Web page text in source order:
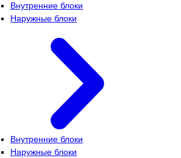
Внутренние блоки
Наружные блоки
Внутренние блоки
Наружные блоки